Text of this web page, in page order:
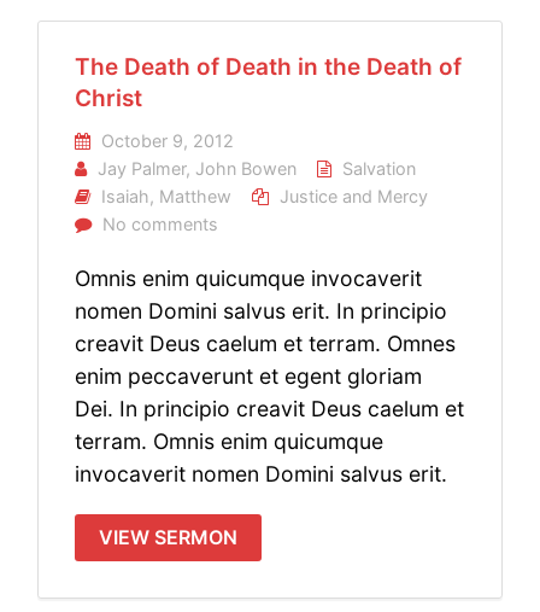
The Death of Death in the Death of
Christ
October 9, 2012
Jay Palmer, John Bowen
Salvation
Isaiah, Matthew
Justice and Mercy
No comments
Omnis enim quicumque invocaverit
nomen Domini salvus erit. In principio
creavit Deus caelum et terram. Omnes
enim peccaverunt et egent gloriam
Dei. In principio creavit Deus caelum et
terram. Omnis enim quicumque
invocaverit nomen Domini salvus erit.
VIEW SERMON